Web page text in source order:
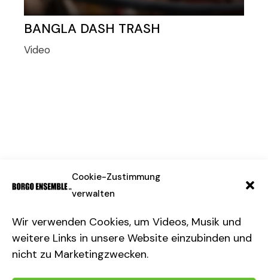
Cookie-Zustimmung
verwalten
Wir verwenden Cookies, um Videos, Musik und
weitere Links in unsere Website einzubinden und
nicht zu Marketingzwecken.
BANGLA DASH TRASH
Video
Cookie-Richtlinie